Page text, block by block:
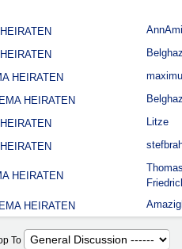
HEIRATEN
HEIRATEN
Litze
HEIRATEN
HEIRATEN
To